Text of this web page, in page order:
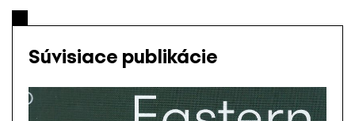
Súvisiace publikácie